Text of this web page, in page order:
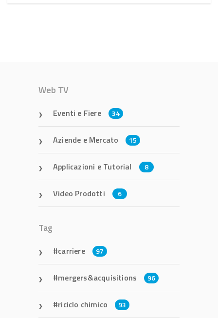
Web TV
Eventi e Fiere 34
Aziende e Mercato 15
Applicazioni e Tutorial 8
Video Prodotti 6
Tag
carriere 97
mergers&acquisitions 96
riciclo chimico 93